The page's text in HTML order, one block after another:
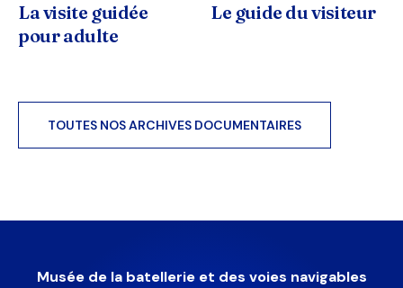
La visite guidée
pour adulte
Le guide du visiteur
TOUTES NOS ARCHIVES DOCUMENTAIRES
Musée de la batellerie et des voies navigables